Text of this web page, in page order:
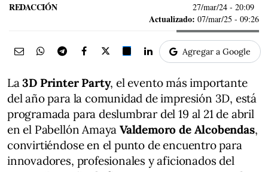
REDACCIÓN 27/mar/24 - 20:09
Actualizado: 07/mar/25 - 09:26
Agregar a Google
La3D Printer Party, el evento más importante
del año para la comunidad de impresión 3D, está
programada para deslumbrar del 19 al 21 de abril
en el Pabellón AmayaValdemoro de Alcobendas,
convirtiéndose en el punto de encuentro para
innovadores, profesionales y aficionados del